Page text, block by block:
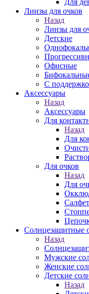
Для
Линзы для очков
Назад
Линзы для
Детские
Офисные
С
Аксессуары
Назад
Аксессуары
Для
Назад
Для
Для очков
Назад
Для
Солнцезащитные
Назад
Мужские
Женские
Детские
Назад